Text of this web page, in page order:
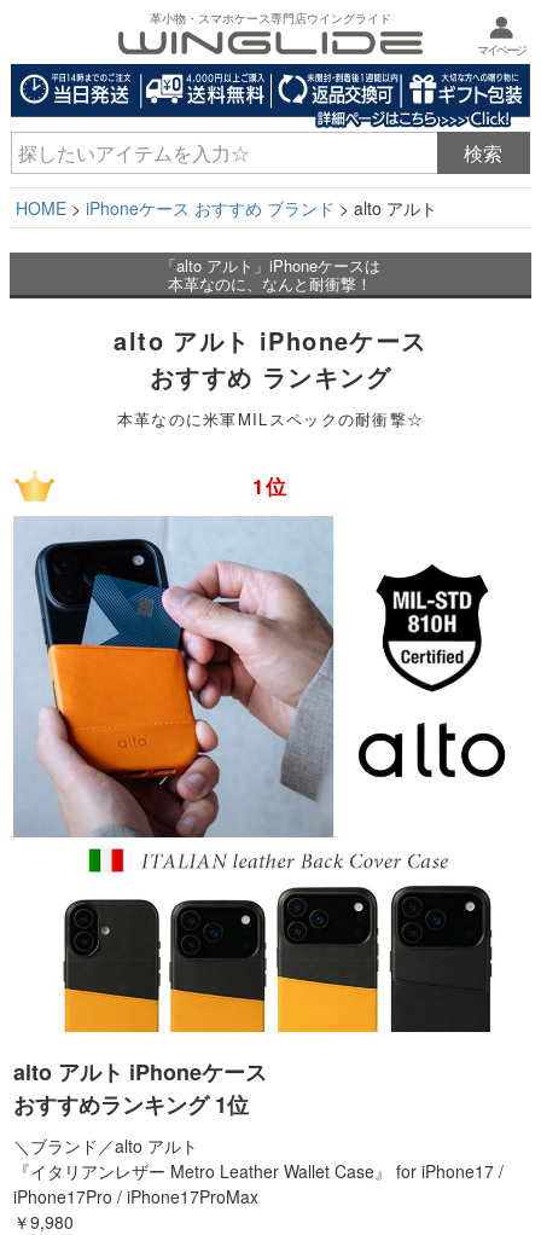
革小物・スマホケース専門店ウイングライド
マイページ
HOME iPhoneケース おすすめ ブランド alto アルト
「alto アルト」iPhoneケースは
本革なのに、なんと耐衝撃！
alto アルト iPhoneケース
おすすめ ランキング
本革なのに米軍MILスペックの耐衝撃☆
1位
alto アルト iPhoneケース
おすすめランキング 1位
＼ブランド／alto アルト
『イタリアンレザー Metro Leather Wallet Case』 for iPhone17 /
iPhone17Pro / iPhone17ProMax
￥9,980